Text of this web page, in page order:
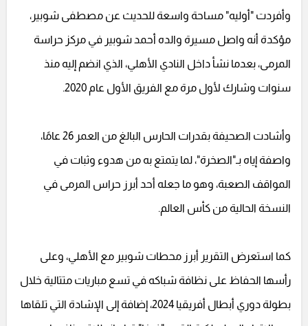
وأفردت "أوليه" مساحة واسعة للحديث عن مصطفى شوبير،
مؤكدة أنه واصل مسيرة والده أحمد شوبير في مركز حراسة
المرمى، بعدما نشأ داخل النادي الأهلي، الذي انضم إليه منذ
سنوات وشارك لأول مرة مع الفريق الأول عام 2020.
وأشادت الصحيفة بقدرات الحارس البالغ من العمر 26 عامًا،
واصفة إياه بـ"الصخرة"، لما يتمتع به من هدوء وثبات في
المواقف الصعبة، وهو ما جعله أحد أبرز حراس المرمى في
النسخة الحالية من كأس العالم.
كما استعرض التقرير أبرز محطات شوبير مع الأهلي، وعلى
رأسها الحفاظ على نظافة شباكه في تسع مباريات متتالية خلال
بطولة دوري أبطال أفريقيا 2024، إضافة إلى الإشادة التي تلقاها